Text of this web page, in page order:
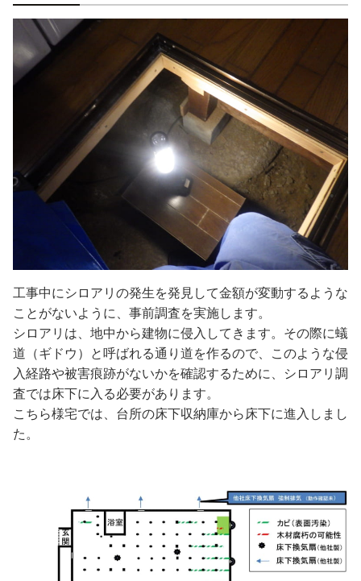
工事中にシロアリの発生を発見して金額が変動するような
ことがないように、事前調査を実施します。
シロアリは、地中から建物に侵入してきます。その際に蟻
道（ギドウ）と呼ばれる通り道を作るので、このような侵
入経路や被害痕跡がないかを確認するために、シロアリ調
査では床下に入る必要があります。
こちら様宅では、台所の床下収納庫から床下に進入しまし
た。